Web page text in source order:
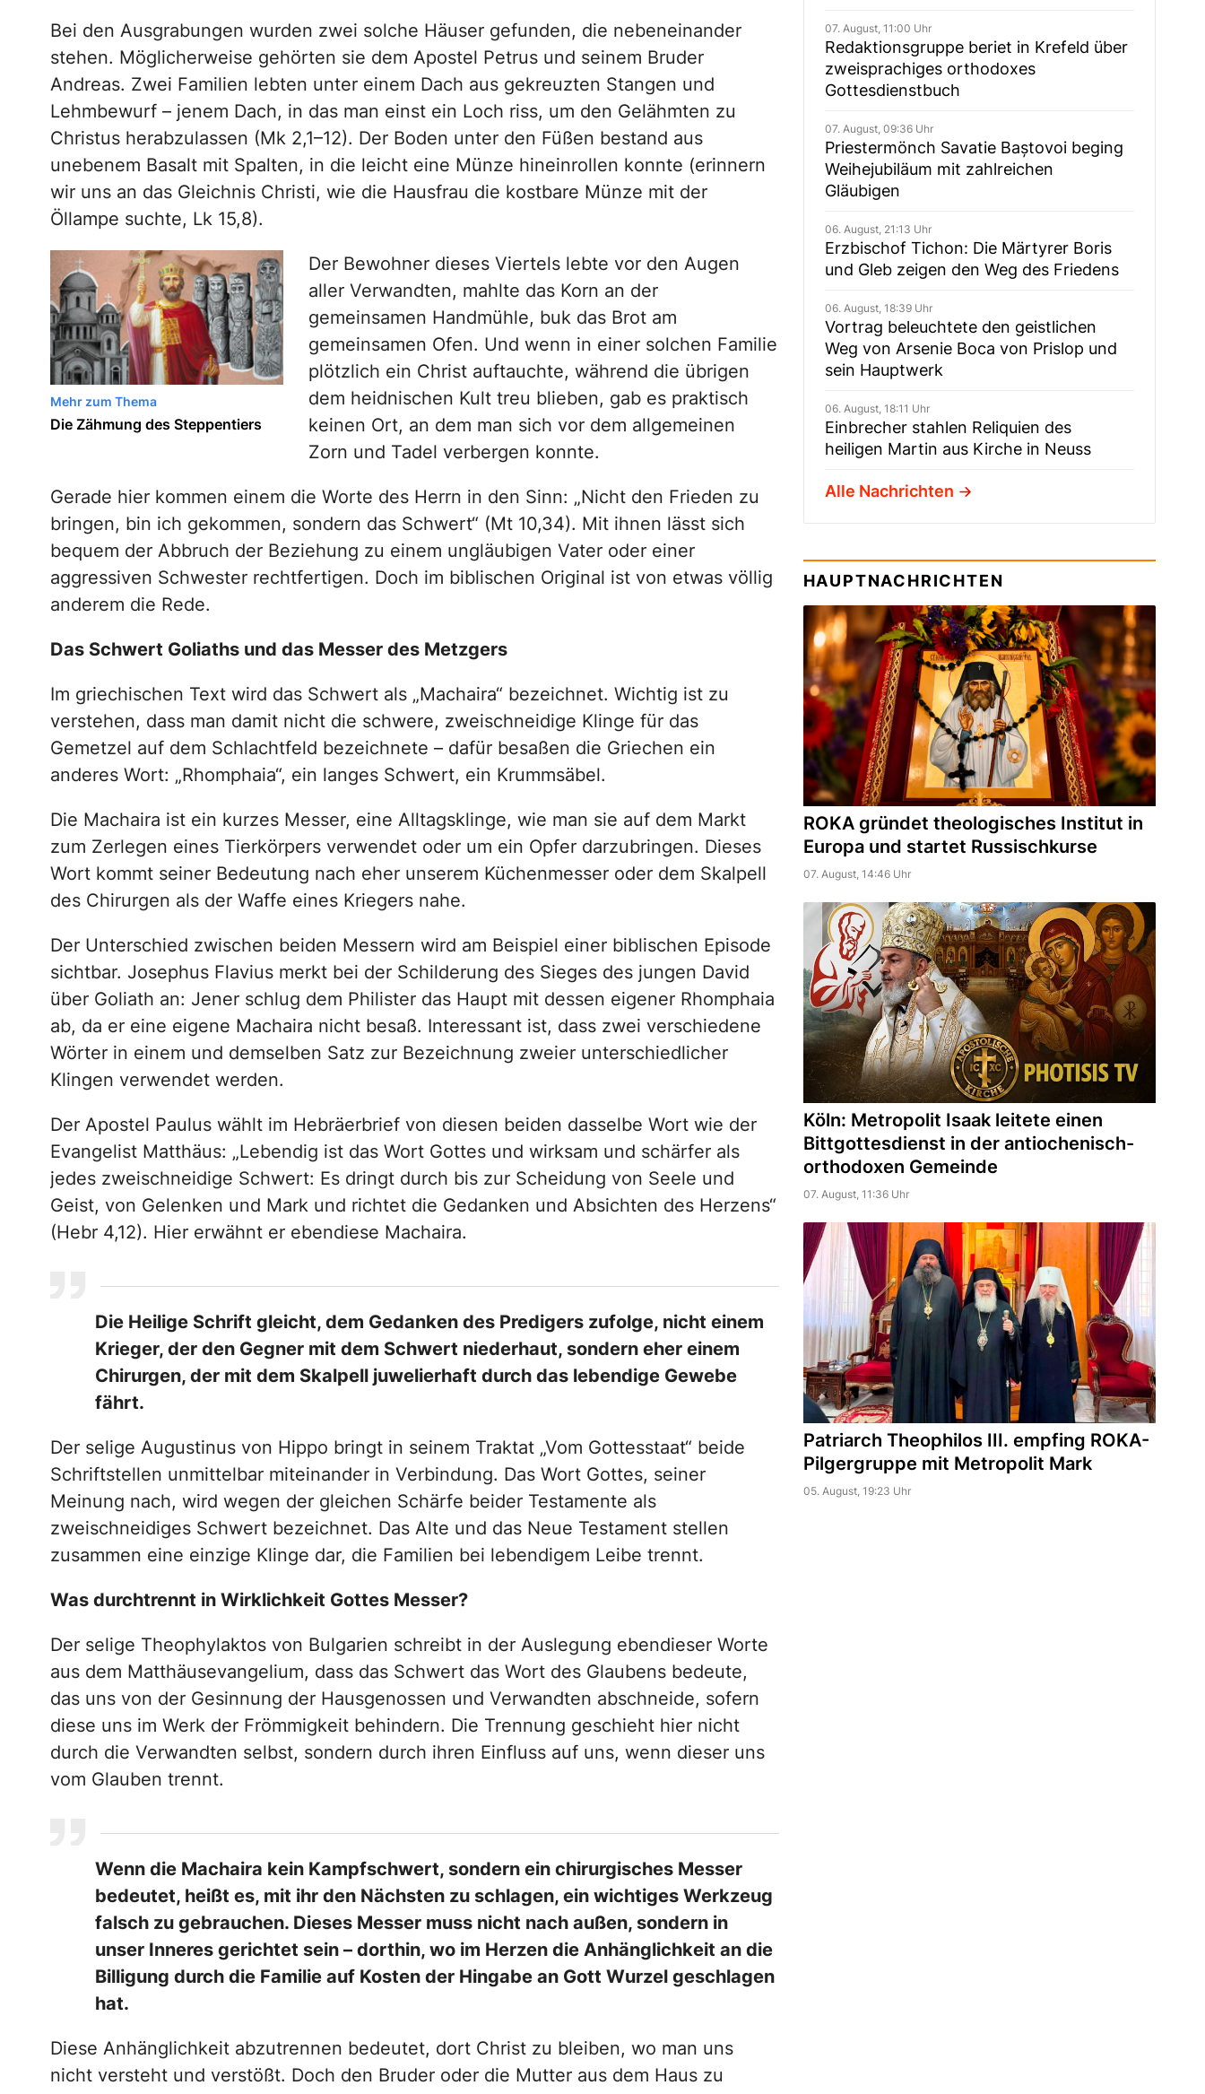
Bei den Ausgrabungen wurden zwei solche Häuser gefunden, die nebeneinander
stehen. Möglicherweise gehörten sie dem Apostel Petrus und seinem Bruder
Andreas. Zwei Familien lebten unter einem Dach aus gekreuzten Stangen und
Lehmbewurf – jenem Dach, in das man einst ein Loch riss, um den Gelähmten zu
Christus herabzulassen (Mk 2,1–12). Der Boden unter den Füßen bestand aus
unebenem Basalt mit Spalten, in die leicht eine Münze hineinrollen konnte (erinnern
wir uns an das Gleichnis Christi, wie die Hausfrau die kostbare Münze mit der
Öllampe suchte, Lk 15,8).
Mehr zum Thema
Die Zähmung des Steppentiers
Der Bewohner dieses Viertels lebte vor den Augen
aller Verwandten, mahlte das Korn an der
gemeinsamen Handmühle, buk das Brot am
gemeinsamen Ofen. Und wenn in einer solchen Familie
plötzlich ein Christ auftauchte, während die übrigen
dem heidnischen Kult treu blieben, gab es praktisch
keinen Ort, an dem man sich vor dem allgemeinen
Zorn und Tadel verbergen konnte.
Gerade hier kommen einem die Worte des Herrn in den Sinn: „Nicht den Frieden zu
bringen, bin ich gekommen, sondern das Schwert“ (Mt 10,34). Mit ihnen lässt sich
bequem der Abbruch der Beziehung zu einem ungläubigen Vater oder einer
aggressiven Schwester rechtfertigen. Doch im biblischen Original ist von etwas völlig
anderem die Rede.
Das Schwert Goliaths und das Messer des Metzgers
Im griechischen Text wird das Schwert als „Machaira“ bezeichnet. Wichtig ist zu
verstehen, dass man damit nicht die schwere, zweischneidige Klinge für das
Gemetzel auf dem Schlachtfeld bezeichnete – dafür besaßen die Griechen ein
anderes Wort: „Rhomphaia“, ein langes Schwert, ein Krummsäbel.
Die Machaira ist ein kurzes Messer, eine Alltagsklinge, wie man sie auf dem Markt
zum Zerlegen eines Tierkörpers verwendet oder um ein Opfer darzubringen. Dieses
Wort kommt seiner Bedeutung nach eher unserem Küchenmesser oder dem Skalpell
des Chirurgen als der Waffe eines Kriegers nahe.
Der Unterschied zwischen beiden Messern wird am Beispiel einer biblischen Episode
sichtbar. Josephus Flavius merkt bei der Schilderung des Sieges des jungen David
über Goliath an: Jener schlug dem Philister das Haupt mit dessen eigener Rhomphaia
ab, da er eine eigene Machaira nicht besaß. Interessant ist, dass zwei verschiedene
Wörter in einem und demselben Satz zur Bezeichnung zweier unterschiedlicher
Klingen verwendet werden.
Der Apostel Paulus wählt im Hebräerbrief von diesen beiden dasselbe Wort wie der
Evangelist Matthäus: „Lebendig ist das Wort Gottes und wirksam und schärfer als
jedes zweischneidige Schwert: Es dringt durch bis zur Scheidung von Seele und
Geist, von Gelenken und Mark und richtet die Gedanken und Absichten des Herzens“
(Hebr 4,12). Hier erwähnt er ebendiese Machaira.
Die Heilige Schrift gleicht, dem Gedanken des Predigers zufolge, nicht einem
Krieger, der den Gegner mit dem Schwert niederhaut, sondern eher einem
Chirurgen, der mit dem Skalpell juwelierhaft durch das lebendige Gewebe
fährt.
Der selige Augustinus von Hippo bringt in seinem Traktat „Vom Gottesstaat“ beide
Schriftstellen unmittelbar miteinander in Verbindung. Das Wort Gottes, seiner
Meinung nach, wird wegen der gleichen Schärfe beider Testamente als
zweischneidiges Schwert bezeichnet. Das Alte und das Neue Testament stellen
zusammen eine einzige Klinge dar, die Familien bei lebendigem Leibe trennt.
Was durchtrennt in Wirklichkeit Gottes Messer?
Der selige Theophylaktos von Bulgarien schreibt in der Auslegung ebendieser Worte
aus dem Matthäusevangelium, dass das Schwert das Wort des Glaubens bedeute,
das uns von der Gesinnung der Hausgenossen und Verwandten abschneide, sofern
diese uns im Werk der Frömmigkeit behindern. Die Trennung geschieht hier nicht
durch die Verwandten selbst, sondern durch ihren Einfluss auf uns, wenn dieser uns
vom Glauben trennt.
Wenn die Machaira kein Kampfschwert, sondern ein chirurgisches Messer
bedeutet, heißt es, mit ihr den Nächsten zu schlagen, ein wichtiges Werkzeug
falsch zu gebrauchen. Dieses Messer muss nicht nach außen, sondern in
unser Inneres gerichtet sein – dorthin, wo im Herzen die Anhänglichkeit an die
Billigung durch die Familie auf Kosten der Hingabe an Gott Wurzel geschlagen
hat.
Diese Anhänglichkeit abzutrennen bedeutet, dort Christ zu bleiben, wo man uns
nicht versteht und verstößt. Doch den Bruder oder die Mutter aus dem Haus zu
07. August, 11:00 Uhr
Redaktionsgruppe beriet in Krefeld über
zweisprachiges orthodoxes
Gottesdienstbuch
07. August, 09:36 Uhr
Priestermönch Savatie Baștovoi beging
Weihejubiläum mit zahlreichen
Gläubigen
06. August, 21:13 Uhr
Erzbischof Tichon: Die Märtyrer Boris
und Gleb zeigen den Weg des Friedens
06. August, 18:39 Uhr
Vortrag beleuchtete den geistlichen
Weg von Arsenie Boca von Prislop und
sein Hauptwerk
06. August, 18:11 Uhr
Einbrecher stahlen Reliquien des
heiligen Martin aus Kirche in Neuss
Alle Nachrichten
HAUPTNACHRICHTEN
ROKA gründet theologisches Institut in
Europa und startet Russischkurse
07. August, 14:46 Uhr
Köln: Metropolit Isaak leitete einen
Bittgottesdienst in der antiochenisch-
orthodoxen Gemeinde
07. August, 11:36 Uhr
Patriarch Theophilos III. empfing ROKA-
Pilgergruppe mit Metropolit Mark
05. August, 19:23 Uhr